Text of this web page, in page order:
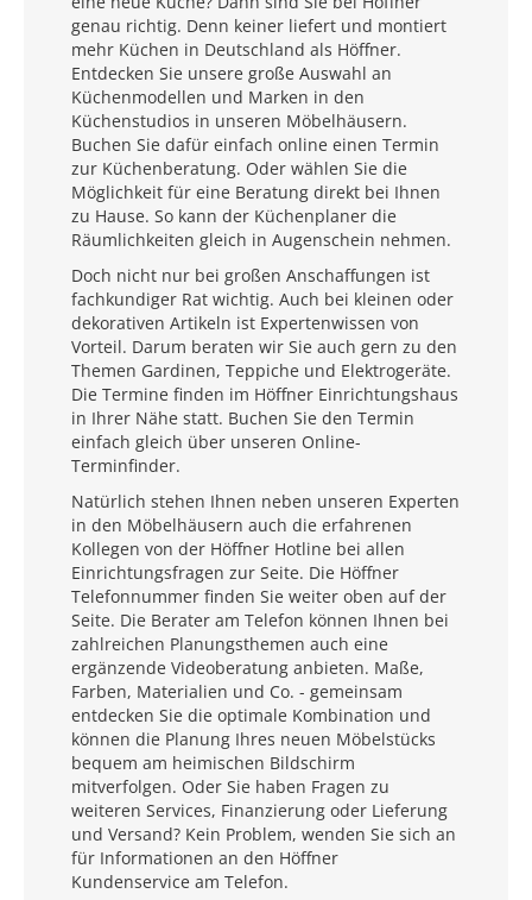
genau richtig. Denn keiner liefert und montiert
mehr Küchen in Deutschland als Höffner.
Entdecken Sie unsere große Auswahl an
Küchenmodellen und Marken in den
Küchenstudios in unseren Möbelhäusern.
Buchen Sie dafür einfach online einen Termin
zur Küchenberatung. Oder wählen Sie die
Möglichkeit für eine Beratung direkt bei Ihnen
zu Hause. So kann der Küchenplaner die
Räumlichkeiten gleich in Augenschein nehmen.
Doch nicht nur bei großen Anschaffungen ist
fachkundiger Rat wichtig. Auch bei kleinen oder
dekorativen Artikeln ist Expertenwissen von
Vorteil. Darum beraten wir Sie auch gern zu den
Themen Gardinen, Teppiche und Elektrogeräte.
Die Termine finden im Höffner Einrichtungshaus
in Ihrer Nähe statt. Buchen Sie den Termin
einfach gleich über unseren Online-
Terminfinder.
Natürlich stehen Ihnen neben unseren Experten
in den Möbelhäusern auch die erfahrenen
Kollegen von der Höffner Hotline bei allen
Einrichtungsfragen zur Seite. Die Höffner
Telefonnummer finden Sie weiter oben auf der
Seite. Die Berater am Telefon können Ihnen bei
zahlreichen Planungsthemen auch eine
ergänzende Videoberatung anbieten. Maße,
Farben, Materialien und Co. - gemeinsam
entdecken Sie die optimale Kombination und
können die Planung Ihres neuen Möbelstücks
bequem am heimischen Bildschirm
mitverfolgen. Oder Sie haben Fragen zu
weiteren Services, Finanzierung oder Lieferung
und Versand? Kein Problem, wenden Sie sich an
für Informationen an den Höffner
Kundenservice am Telefon.